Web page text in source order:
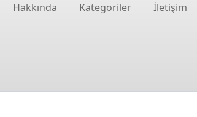
Hakkında Kategoriler İletişim